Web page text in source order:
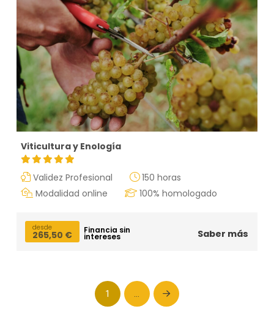
Viticultura y Enología
Validez Profesional
150 horas
Modalidad online
100% homologado
desde
265,50 € Financia sin
intereses Saber más
1 Next